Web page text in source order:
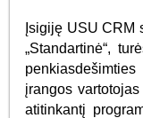
Įsigiję USU CRM
„Standartinė“,
įrangos
atitinkantį